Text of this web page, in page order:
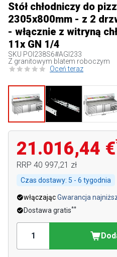
Stół chłodniczy do
2305x800mm - z 2
- włącznie z witryną
11x GN 1/4
SKU POI238S6#AGI233
Z granitowym blatem roboczym
Oceń teraz
21.016,44 €
RRP 40 997,21 zł
Czas dostawy: 5 - 6 tygodnia
włączającGwarancja
Dostawa gratis**